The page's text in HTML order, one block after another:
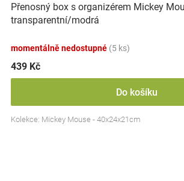
Přenosný box s organizérem Mickey
transparentní/modrá
momentálně nedostupné (5 ks)
439 Kč
Do košíku
Kolekce: Mickey Mouse - 40x24x21cm